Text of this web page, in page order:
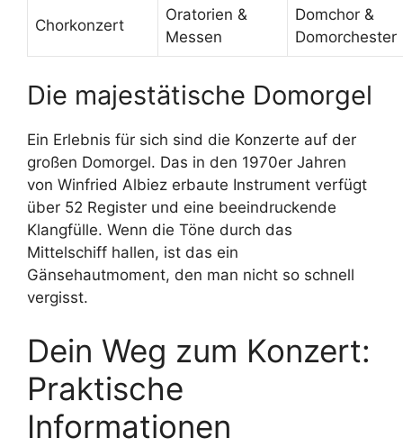
Chorkonzert
Oratorien &
Messen
Domchor &
Domorchester
Die majestätische Domorgel
Ein Erlebnis für sich sind die Konzerte auf der
großen Domorgel. Das in den 1970er Jahren
von Winfried Albiez erbaute Instrument verfügt
über 52 Register und eine beeindruckende
Klangfülle. Wenn die Töne durch das
Mittelschiff hallen, ist das ein
Gänsehautmoment, den man nicht so schnell
vergisst.
Dein Weg zum Konzert:
Praktische
Informationen